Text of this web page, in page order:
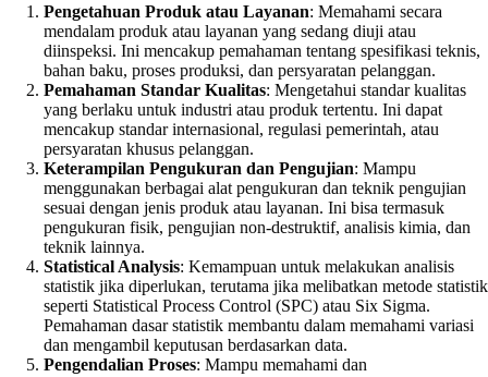
Pengetahuan Produk atau Layanan: Memahami secara
mendalam produk atau layanan yang sedang diuji atau
diinspeksi. Ini mencakup pemahaman tentang spesifikasi teknis,
bahan baku, proses produksi, dan persyaratan pelanggan.
Pemahaman Standar Kualitas: Mengetahui standar kualitas
yang berlaku untuk industri atau produk tertentu. Ini dapat
mencakup standar internasional, regulasi pemerintah, atau
persyaratan khusus pelanggan.
Keterampilan Pengukuran dan Pengujian: Mampu
menggunakan berbagai alat pengukuran dan teknik pengujian
sesuai dengan jenis produk atau layanan. Ini bisa termasuk
pengukuran fisik, pengujian non-destruktif, analisis kimia, dan
teknik lainnya.
Statistical Analysis: Kemampuan untuk melakukan analisis
statistik jika diperlukan, terutama jika melibatkan metode statistik
seperti Statistical Process Control (SPC) atau Six Sigma.
Pemahaman dasar statistik membantu dalam memahami variasi
dan mengambil keputusan berdasarkan data.
Pengendalian Proses: Mampu memahami dan